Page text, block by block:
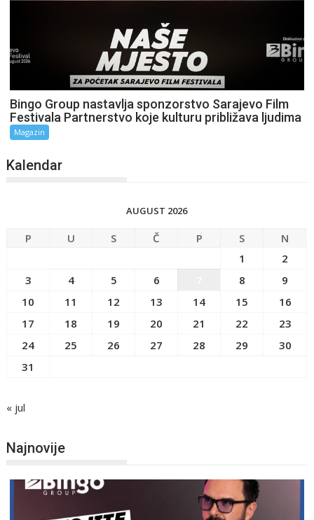
Bingo Group nastavlja sponzorstvo Sarajevo Film
Festivala Partnerstvo koje kulturu približava ljudima
Magazin
Kalendar
AUGUST 2026
P U S Č P S
N
1
2
3
4 5 6 8
9
10
11 12 13 14 15
16
17
18 19 20 21 22
23
24
25 26 27 28 29
30
31
« jul
Najnovije